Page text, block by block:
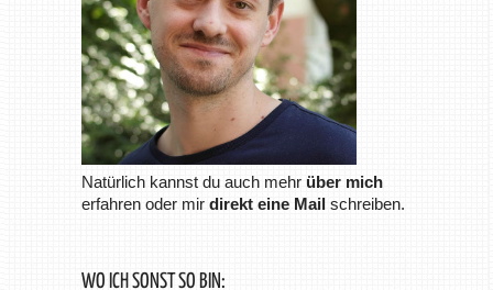
Natürlich kannst du auch mehr über mich
erfahren oder mir direkt eine Mail schreiben.
WO ICH SONST SO BIN: